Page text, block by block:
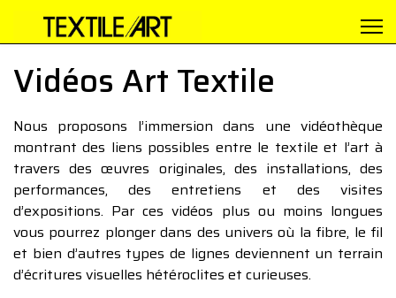
Vidéos Art Textile
Nous proposons l’immersion dans une vidéothèque
montrant des liens possibles entre le textile et l’art à
travers des œuvres originales, des installations, des
performances, des entretiens et des visites
d’expositions. Par ces vidéos plus ou moins longues
vous pourrez plonger dans des univers où la fibre, le fil
et bien d’autres types de lignes deviennent un terrain
d’écritures visuelles hétéroclites et curieuses.